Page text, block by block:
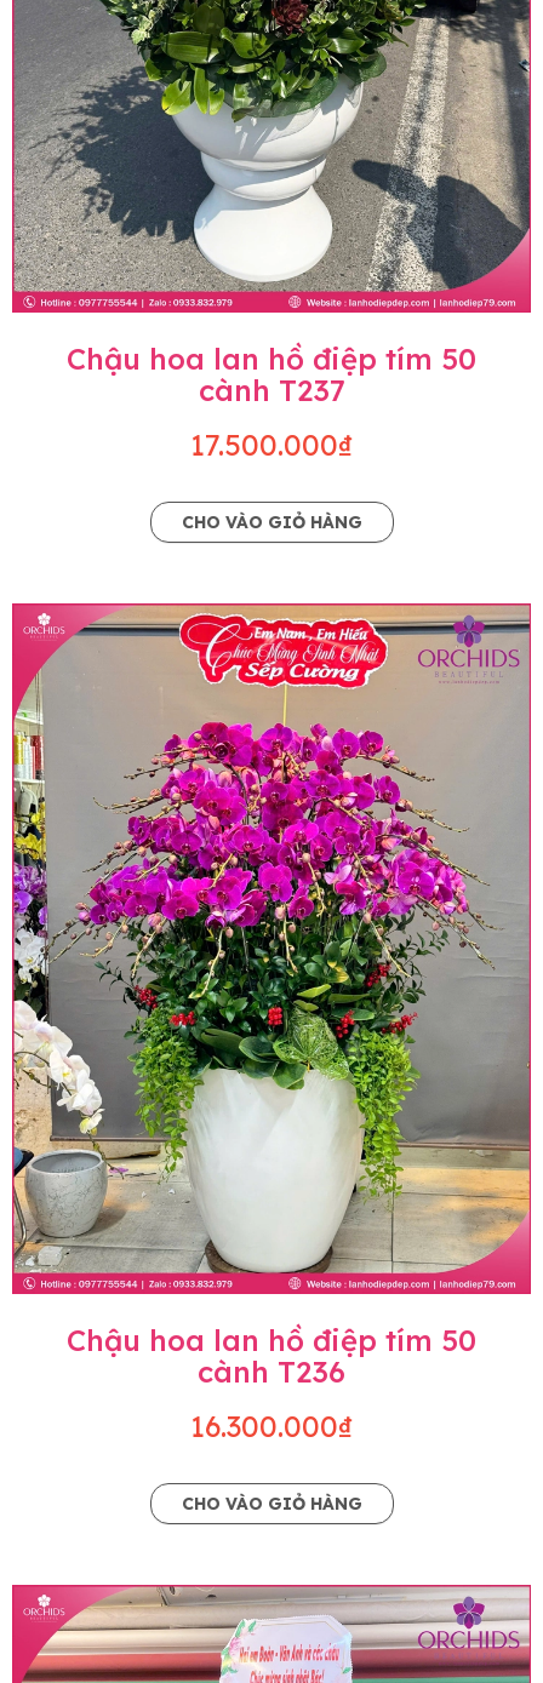
Chậu hoa lan hồ điệp tím 50
cành T237
17.500.000₫
CHO VÀO GIỎ HÀNG
Chậu hoa lan hồ điệp tím 50
cành T236
16.300.000₫
CHO VÀO GIỎ HÀNG